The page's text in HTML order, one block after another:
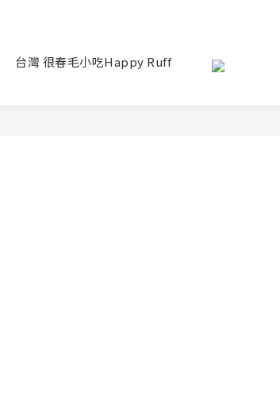
台灣 很春毛小吃Happy Ruff